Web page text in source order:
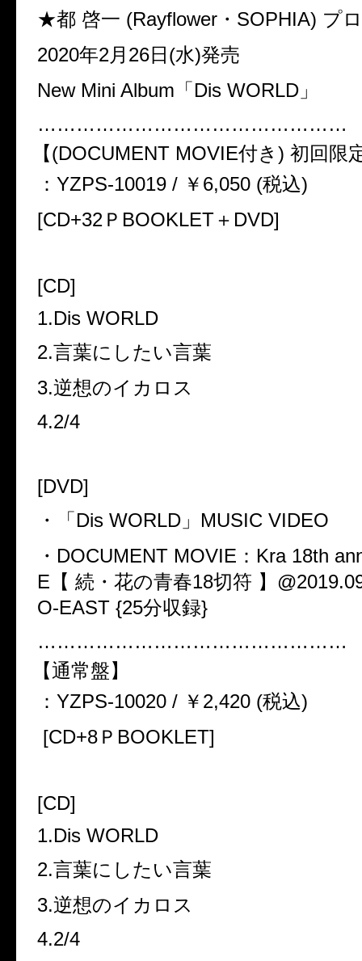
★都 啓一 (Rayflower・SOPHIA) プ
2020年2月26日(水)発売
New Mini Album「Dis WORLD」
…………………………………………
【(DOCUMENT MOVIE付き) 初回限
：YZPS-10019 / ￥6,050 (税込)
[CD+32ＰBOOKLET＋DVD]
[CD]
1.Dis WORLD
2.言葉にしたい言葉
3.逆想のイカロス
4.2/4
[DVD]
・「Dis WORLD」MUSIC VIDEO
・DOCUMENT MOVIE：Kra 18th
E【 続・花の青春18切符 】
O-EAST {25分収録}
…………………………………………
【通常盤】
：YZPS-10020 / ￥2,420 (税込)
[CD+8ＰBOOKLET]
[CD]
1.Dis WORLD
2.言葉にしたい言葉
3.逆想のイカロス
4.2/4